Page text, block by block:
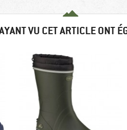
VU CET ARTICLE ONT